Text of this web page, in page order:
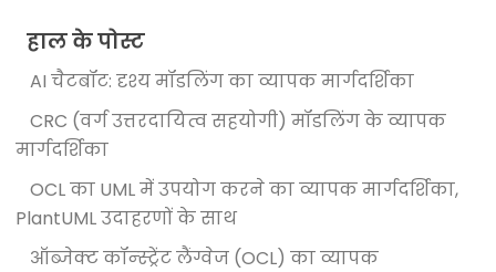
हाल के पोस्ट
AI चैटबॉट: दृश्य मॉडलिंग का व्यापक मार्गदर्शिका
CRC (वर्ग उत्तरदायित्व सहयोगी) मॉडलिंग के व्यापक
मार्गदर्शिका
OCL का UML में उपयोग करने का व्यापक मार्गदर्शिका,
PlantUML उदाहरणों के साथ
ऑब्जेक्ट कॉन्स्ट्रेंट लैंग्वेज (OCL) का व्यापक